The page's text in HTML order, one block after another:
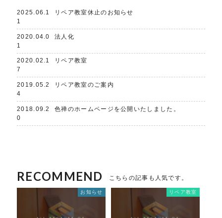
2025.06.1
1
リペア教室休止のお知らせ
2020.04.0
1
法人化
2020.02.1
7
リペア教室
2019.05.2
4
リペア教室のご案内
2018.09.2
0
色禅のホームページを公開いたしました。
RECOMMEND こちらの記事も人気です。
お知らせ リペア教室